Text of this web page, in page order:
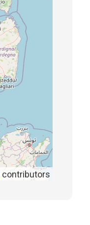
contributors